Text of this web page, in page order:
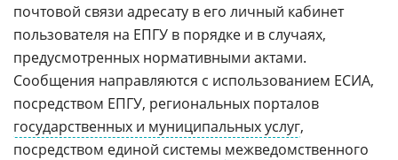
почтовой связи адресату в его личный кабинет
пользователя на ЕПГУ в порядке и в случаях,
предусмотренных нормативными актами.
Сообщения направляются с использованием ЕСИА,
посредством ЕПГУ, региональных порталов
государственных и муниципальных услуг,
посредством единой системы межведомственного